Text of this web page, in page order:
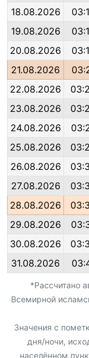
18.08.2026
19.08.2026
20.08.2026
21.08.2026
22.08.2026
23.08.2026
24.08.2026
25.08.2026
26.08.2026
27.08.2026
28.08.2026
29.08.2026
30.08.2026
31.08.2026
*Рассчитано
Всемирной
Значения с
дня/ночи,
населённом